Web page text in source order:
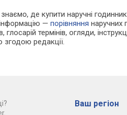
де купити наручні
інформацію —порівняння наручних
термінів, огляди,
згодою редакції.
Ваш регіон